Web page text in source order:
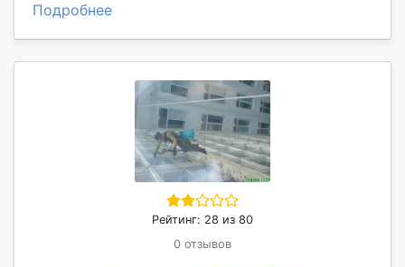
Подробнее
Рейтинг: 28 из 80
0 отзывов